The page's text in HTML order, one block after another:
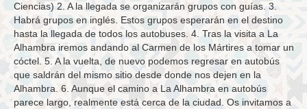
Ciencias) 2. A la llegada se organizarán grupos con guías. 3.
Habrá grupos en inglés. Estos grupos esperarán en el destino
hasta la llegada de todos los autobuses. 4. Tras la visita a La
Alhambra iremos andando al Carmen de los Mártires a tomar un
cóctel. 5. A la vuelta, de nuevo podemos regresar en autobús
que saldrán del mismo sitio desde donde nos dejen en la
Alhambra. 6. Aunque el camino a La Alhambra en autobús
parece largo, realmente está cerca de la ciudad. Os invitamos a